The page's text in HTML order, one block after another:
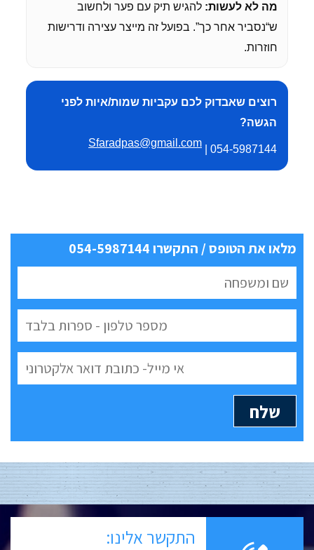
מה לא לעשות: להגיש תיק עם פער ולחשוב
ש“נסביר אחר כך”. בפועל זה מייצר עצירה ודרישות
חוזרות.
רוצים שאבדוק לכם עקביות שמות/איות לפני
הגשה?
054-5987144 |
Sfaradpas@gmail.com
מלאו את הטופס / התקשרו 054-5987144
התקשר אלינו: